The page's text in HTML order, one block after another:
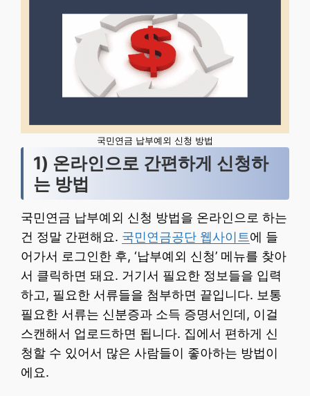
국민연금 납부예외 신청 방법
1) 온라인으로 간편하게 신청하
는 방법
국민연금 납부예외 신청 방법을 온라인으로 하는
건 정말 간편해요. 국민연금공단 웹사이트에 들
어가서 로그인한 후, ‘납부예외 신청’ 메뉴를 찾아
서 클릭하면 돼요. 거기서 필요한 정보들을 입력
하고, 필요한 서류들을 첨부하면 끝입니다. 보통
필요한 서류는 신분증과 소득 증명서인데, 이걸
스캔해서 업로드하면 됩니다. 집에서 편하게 신
청할 수 있어서 많은 사람들이 좋아하는 방법이
에요.